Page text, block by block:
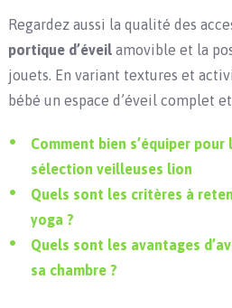
Regardez aussi la qualité des
portique d’éveilamovible et la
jouets. En variant textures et
bébé un espace d’éveil complet
Comment bien s’équiper pour
sélection veilleuses lion
Quels sont les critères à
yoga ?
Quels sont les avantages
sa chambre ?